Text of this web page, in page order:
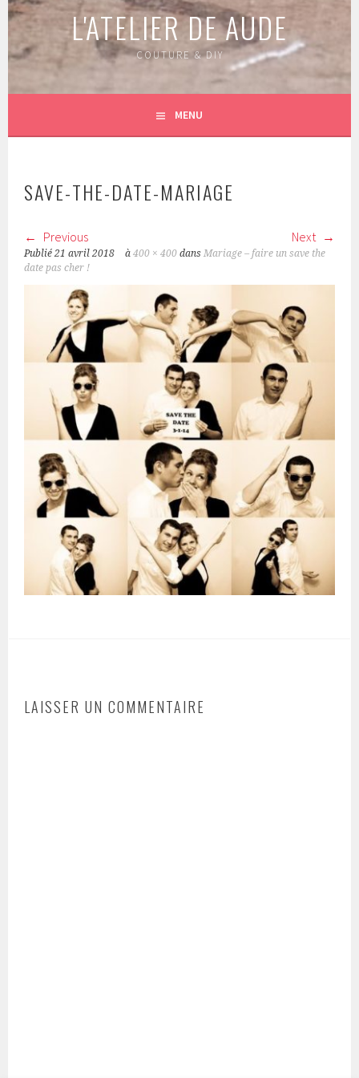
L'ATELIER DE AUDE
COUTURE & DIY
MENU
SAVE-THE-DATE-MARIAGE
Previous Next
Publié21 avril 2018 à400 × 400 dansMariage – faire un save the
date pas cher !
LAISSER UN COMMENTAIRE